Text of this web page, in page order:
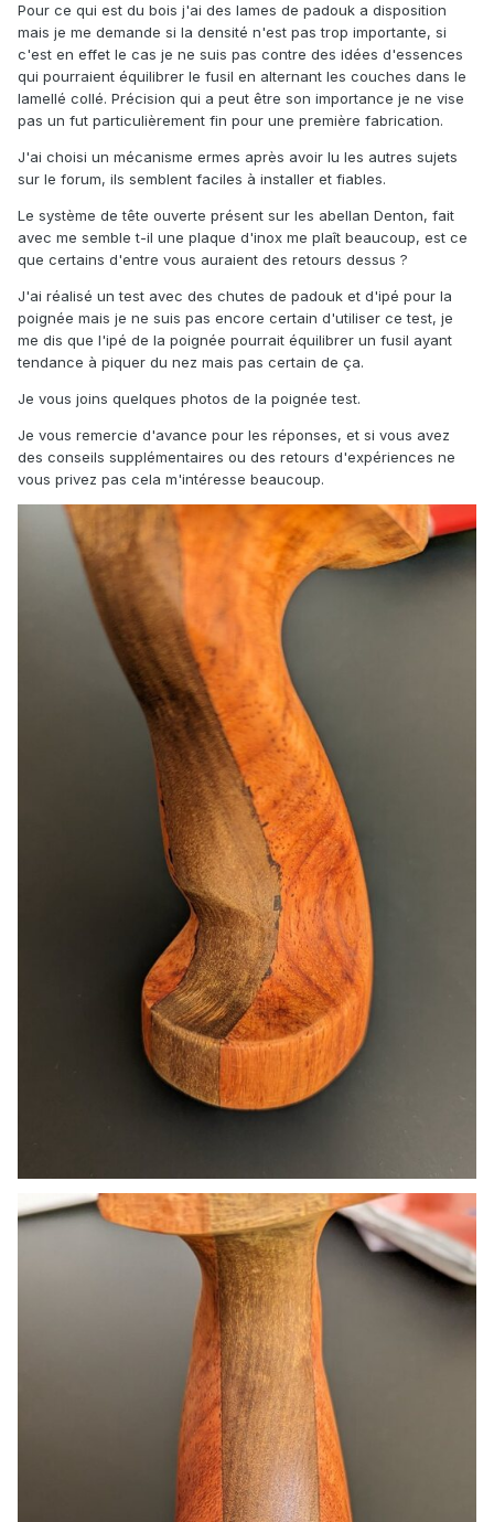
Pour ce qui est du bois j'ai des lames de padouk a disposition
mais je me demande si la densité n'est pas trop importante, si
c'est en effet le cas je ne suis pas contre des idées d'essences
qui pourraient équilibrer le fusil en alternant les couches dans le
lamellé collé. Précision qui a peut être son importance je ne vise
pas un fut particulièrement fin pour une première fabrication.
J'ai choisi un mécanisme ermes après avoir lu les autres sujets
sur le forum, ils semblent faciles à installer et fiables.
Le système de tête ouverte présent sur les abellan Denton, fait
avec me semble t-il une plaque d'inox me plaît beaucoup, est ce
que certains d'entre vous auraient des retours dessus ?
J'ai réalisé un test avec des chutes de padouk et d'ipé pour la
poignée mais je ne suis pas encore certain d'utiliser ce test, je
me dis que l'ipé de la poignée pourrait équilibrer un fusil ayant
tendance à piquer du nez mais pas certain de ça.
Je vous joins quelques photos de la poignée test.
Je vous remercie d'avance pour les réponses, et si vous avez
des conseils supplémentaires ou des retours d'expériences ne
vous privez pas cela m'intéresse beaucoup.